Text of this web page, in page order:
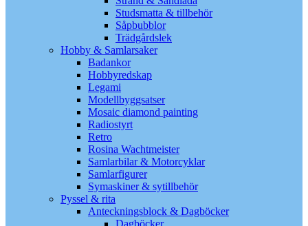
Studsmatta & tillbehör
Såpbubblor
Trädgårdslek
Hobby & Samlarsaker
Badankor
Hobbyredskap
Legami
Modellbyggsatser
Mosaic diamond painting
Radiostyrt
Retro
Rosina Wachtmeister
Samlarbilar & Motorcyklar
Samlarfigurer
Symaskiner & sytillbehör
Pyssel & rita
Anteckningsblock & Dagböcker
Dagböcker